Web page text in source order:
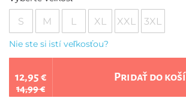
S M L XL XXL 3XL
Nie ste si istí veľkosťou?
12,95 €
14,99 €
Pridať do